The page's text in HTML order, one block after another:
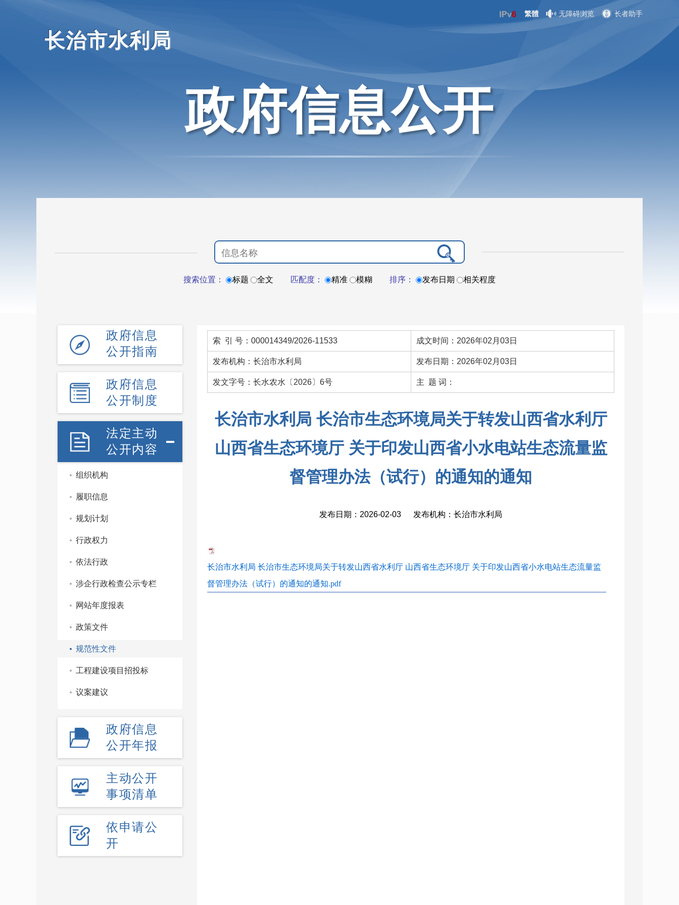
长治市水利局
繁體 无障碍浏览 长者助手
政府信息公开
搜索位置： 标题 全文 匹配度： 精准 模糊 排序： 发布日期 相关程度
政府信息
公开指南
政府信息
公开制度
法定主动
公开内容
组织机构
履职信息
规划计划
行政权力
依法行政
涉企行政检查公示专栏
网站年度报表
政策文件
规范性文件
工程建设项目招投标
议案建议
政府信息
公开年报
主动公开
事项清单
依申请公
开
索 引 号：000014349/2026-11533 成文时间：2026年02月03日
发布机构：长治市水利局 发布日期：2026年02月03日
发文字号：长水农水〔2026〕6号 主 题 词：
长治市水利局 长治市生态环境局关于转发山西省水利厅
山西省生态环境厅 关于印发山西省小水电站生态流量监
督管理办法（试行）的通知的通知
发布日期：2026-02-03 发布机构：长治市水利局
长治市水利局 长治市生态环境局关于转发山西省水利厅 山西省生态环境厅 关于印发山西省小水电站生态流量监
督管理办法（试行）的通知的通知.pdf